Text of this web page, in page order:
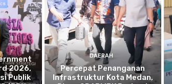
2026,
Publik
DAERAH
Percepat Penanganan
Infrastruktur Kota Medan,